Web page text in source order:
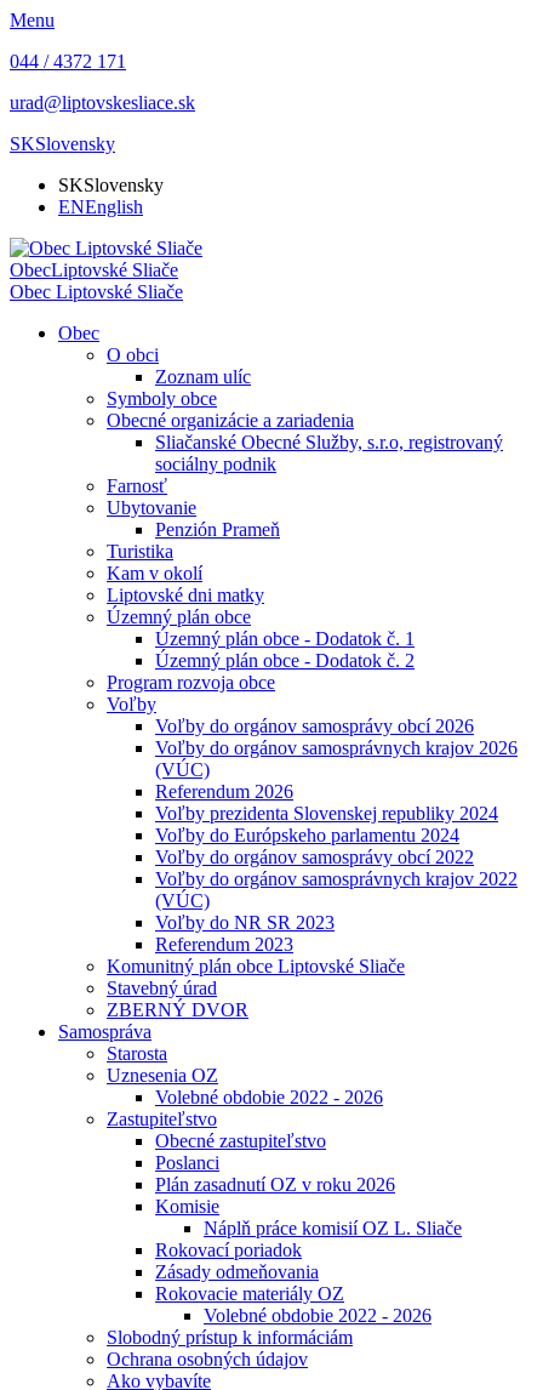
Menu
044 / 4372 171
urad@liptovskesliace.sk
SKSlovensky
SKSlovensky
ENEnglish
ObecLiptovské Sliače
Obec Liptovské Sliače
Obec
O obci
Zoznam ulíc
Symboly obce
Obecné organizácie a zariadenia
Sliačanské Obecné Služby, s.r.o, registrovaný
sociálny podnik
Farnosť
Ubytovanie
Penzión Prameň
Turistika
Kam v okolí
Liptovské dni matky
Územný plán obce
Územný plán obce - Dodatok č. 1
Územný plán obce - Dodatok č. 2
Program rozvoja obce
Voľby
Voľby do orgánov samosprávy obcí 2026
Voľby do orgánov samosprávnych krajov 2026
(VÚC)
Referendum 2026
Voľby prezidenta Slovenskej republiky 2024
Voľby do Európskeho parlamentu 2024
Voľby do orgánov samosprávy obcí 2022
Voľby do orgánov samosprávnych krajov 2022
(VÚC)
Voľby do NR SR 2023
Referendum 2023
Komunitný plán obce Liptovské Sliače
Stavebný úrad
ZBERNÝ DVOR
Samospráva
Starosta
Uznesenia OZ
Volebné obdobie 2022 - 2026
Zastupiteľstvo
Obecné zastupiteľstvo
Poslanci
Plán zasadnutí OZ v roku 2026
Komisie
Náplň práce komisií OZ L. Sliače
Rokovací poriadok
Zásady odmeňovania
Rokovacie materiály OZ
Volebné obdobie 2022 - 2026
Slobodný prístup k informáciám
Ochrana osobných údajov
Ako vybavíte